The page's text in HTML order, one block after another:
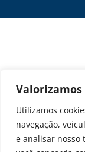
Utilizamos
navegação,
e analisar nosso